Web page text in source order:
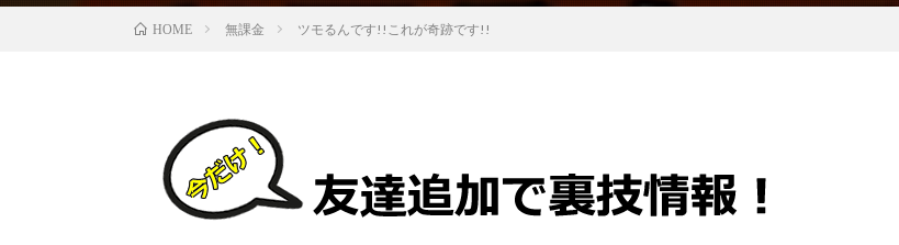
HOME 無課金 ツモるんです!!これが奇跡です!!